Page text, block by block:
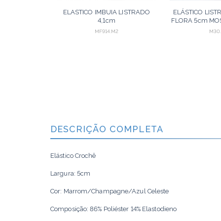
ELASTICO IMBUIA LISTRADO
4,1cm
CONHAQUE/MOSTARDA/CHAMPAGNE
MF914.M2
ELÁSTICO
FLORA 5cm
DESCRIÇÃO COMPLETA
Elástico Crochê
Largura: 5cm
Cor: Marrom/Champagne/Azul Celeste
Composição: 86% Poliéster 14% Elastodieno